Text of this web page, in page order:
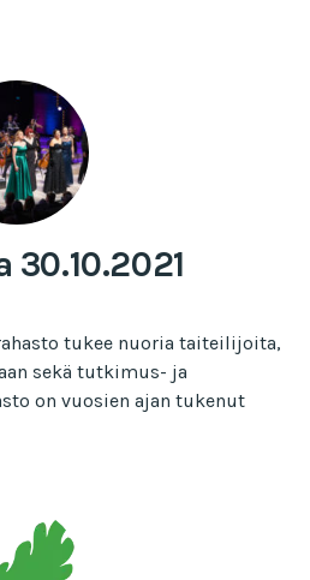
30.10.2021
tukee nuoria taiteilijoita,
sekä tutkimus- ja
on vuosien ajan tukenut